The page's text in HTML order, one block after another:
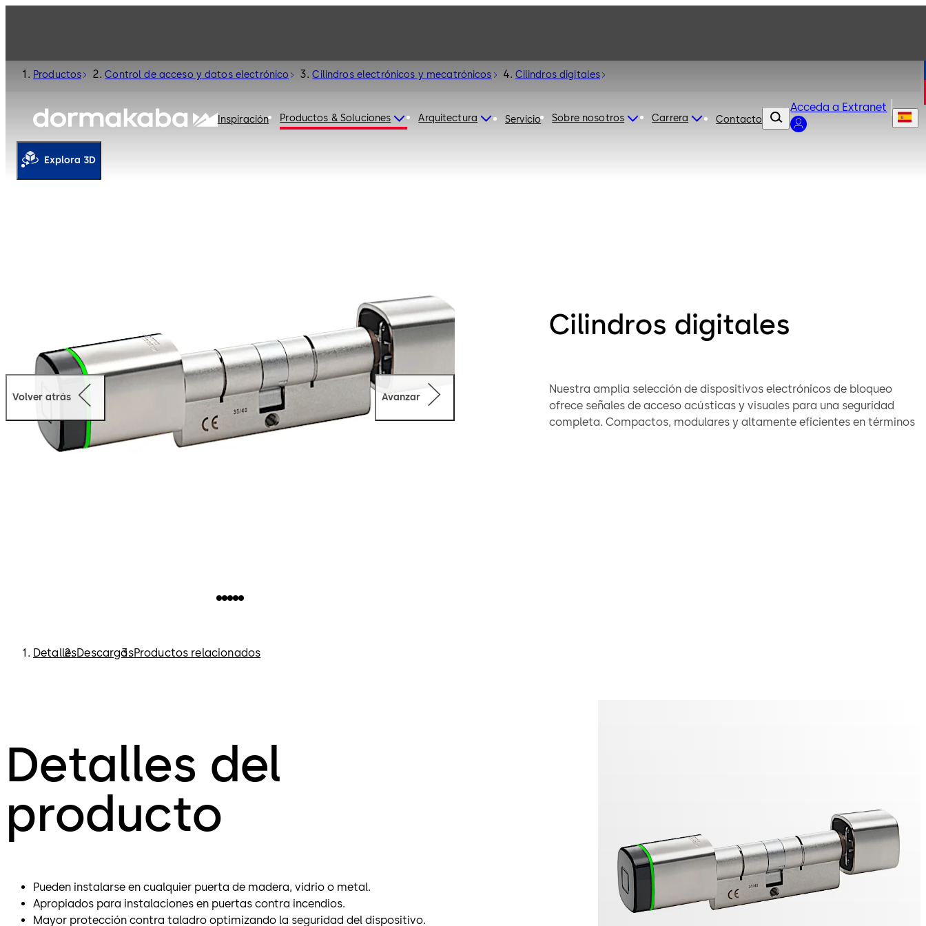
Inspiración Productos & Soluciones Arquitectura Servicio Sobre nosotros Carrera Contacto
Acceda a Extranet
Productos Control de acceso y datos electrónico Cilindros electrónicos y mecatrónicos Cilindros digitales
Cilindros digitales
Nuestra amplia selección de dispositivos electrónicos de bloqueo
ofrece señales de acceso acústicas y visuales para una seguridad
completa. Compactos, modulares y altamente eficientes en términos
Esta variante está diseñada para cerraduras antipánico que necesitan
una posición específica para la leva.
Todas las cerraduras de cilindro anteriores pueden integrarse en
puertas cortafuegos y están disponibles con protección contra
perforación aumentada (clase VdS BZ+).
Volver atrás Avanzar
Explora 3D
DetallesDescargasProductos relacionados
Detalles del
producto
Pueden instalarse en cualquier puerta de madera, vidrio o metal.
Apropiados para instalaciones en puertas contra incendios.
Mayor protección contra taladro optimizando la seguridad del dispositivo.